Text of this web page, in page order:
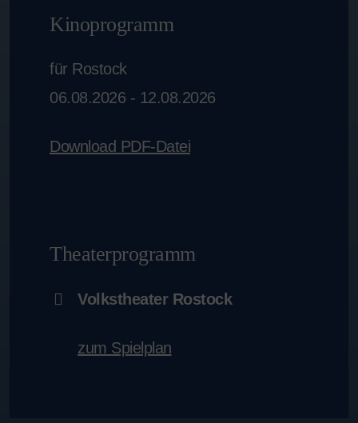
Kinoprogramm
für Rostock
06.08.2026 - 12.08.2026
Download PDF-Datei
Theaterprogramm
Volkstheater Rostock
zum Spielplan